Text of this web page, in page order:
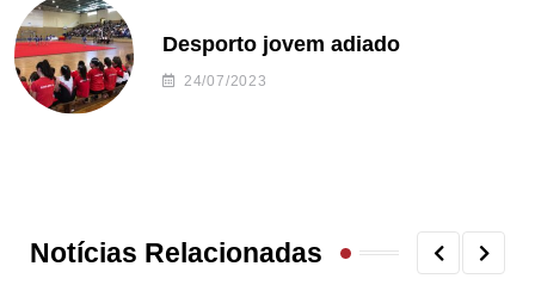
Desporto jovem adiado
24/07/2023
Notícias Relacionadas